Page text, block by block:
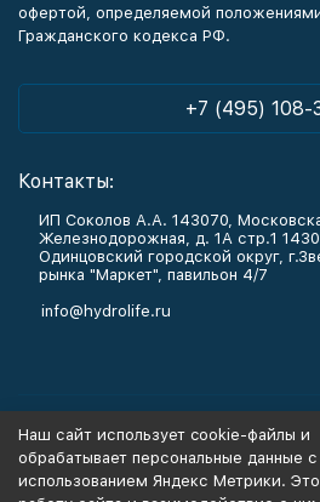
офертой, определяемой
Гражданского кодекса РФ.
+7 (495) 108-
Контакты:
ИП Соколов А.А. 143070,
Железнодорожная, д. 1А стр.1
Одинцовский городской округ,
рынка "Маркет", павильон 4/7
info@hydrolife.ru
Информация
Наш сайт использует cookie-файлы и
обрабатывает персональные данные с
использованием Яндекс Метрики.